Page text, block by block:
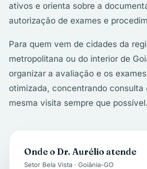
ativos e orienta sobre a
autorização de exames e
Para quem vem de cidades da
metropolitana ou do interior de
organizar a avaliação e os
otimizada, concentrando consulta
mesma visita sempre que possível.
Onde o Dr. Aurélio atende
Setor Bela Vista · Goiânia-GO